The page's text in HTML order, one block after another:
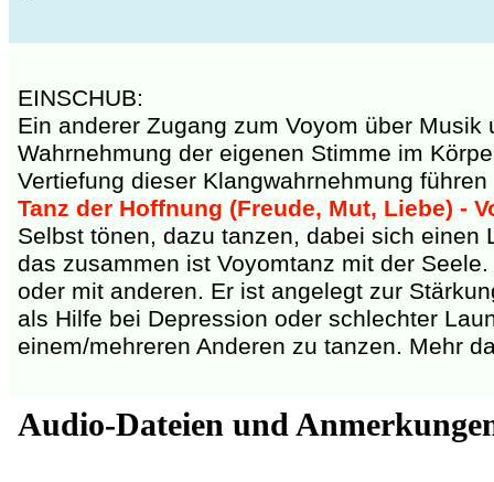
EINSCHUB:
Ein anderer Zugang zum Voyom über
Wahrnehmung der eigenen Stimme im
Vertiefung dieser Klangwahrnehmung
Tanz der Hoffnung (Freude, Mut, Liebe) -
Selbst tönen, dazu tanzen, dabei sich
das zusammen ist Voyomtanz mit der
oder mit anderen. Er ist angelegt zur
als Hilfe bei Depression oder schlechter
einem/mehreren Anderen zu tanzen. Mehr
Audio-Dateien und